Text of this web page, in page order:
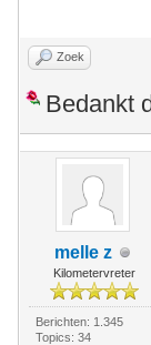
Zoek
Bedankt
melle z
Kilometervreter
Berichten: 1.345
Topics: 34